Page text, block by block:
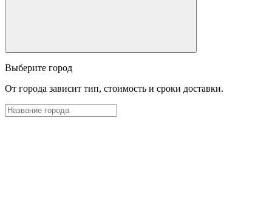
Выберите город
От города зависит тип, стоимость и сроки доставки.